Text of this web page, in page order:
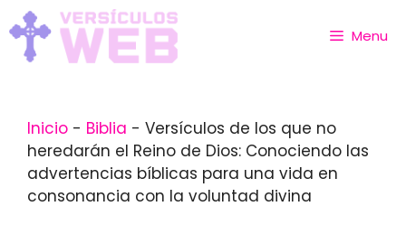
Skip
to
content
Menu
Inicio - Biblia - Versículos de los que no
heredarán el Reino de Dios: Conociendo las
advertencias bíblicas para una vida en
consonancia con la voluntad divina